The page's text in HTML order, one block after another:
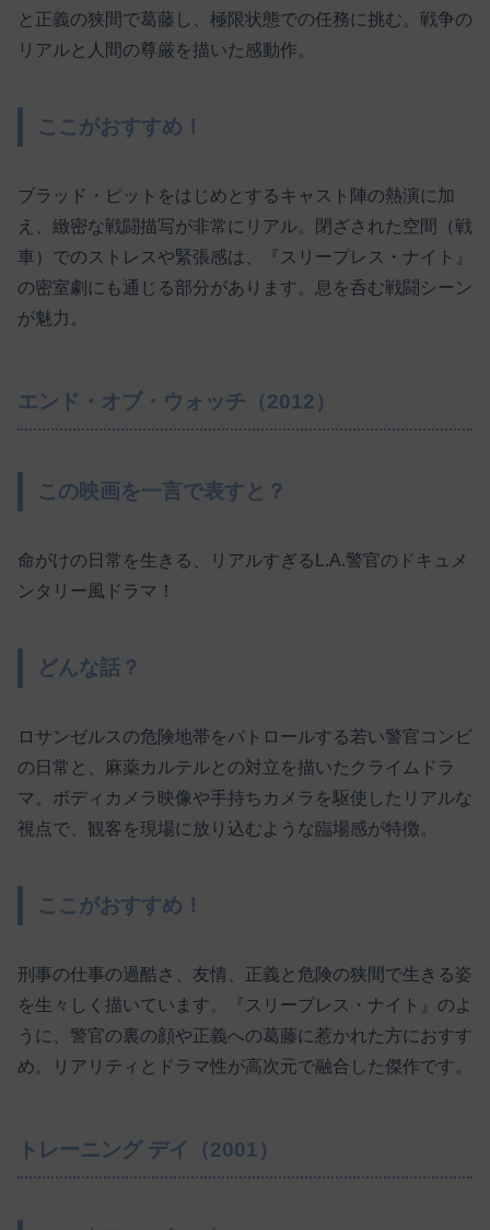
と正義の狭間で葛藤し、極限状態での任務に挑む。戦争の
リアルと人間の尊厳を描いた感動作。
ここがおすすめ！
ブラッド・ピットをはじめとするキャスト陣の熱演に加
え、緻密な戦闘描写が非常にリアル。閉ざされた空間（戦
車）でのストレスや緊張感は、『スリープレス・ナイト』
の密室劇にも通じる部分があります。息を呑む戦闘シーン
が魅力。
エンド・オブ・ウォッチ（2012）
この映画を一言で表すと？
命がけの日常を生きる、リアルすぎるL.A.警官のドキュメ
ンタリー風ドラマ！
どんな話？
ロサンゼルスの危険地帯をパトロールする若い警官コンビ
の日常と、麻薬カルテルとの対立を描いたクライムドラ
マ。ボディカメラ映像や手持ちカメラを駆使したリアルな
視点で、観客を現場に放り込むような臨場感が特徴。
ここがおすすめ！
刑事の仕事の過酷さ、友情、正義と危険の狭間で生きる姿
を生々しく描いています。『スリープレス・ナイト』のよ
うに、警官の裏の顔や正義への葛藤に惹かれた方におすす
め。リアリティとドラマ性が高次元で融合した傑作です。
トレーニング デイ（2001）